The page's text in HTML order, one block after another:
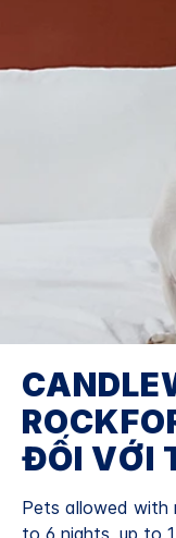
ĐỐI VỚI
Pets allowed with